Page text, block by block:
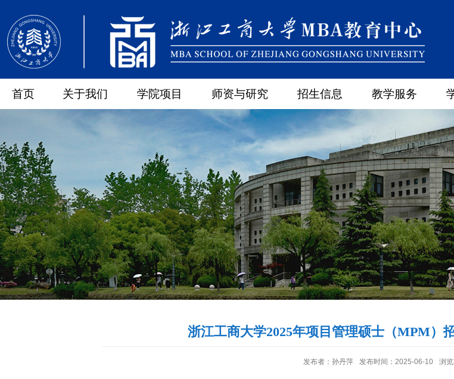
首页 关于我们 学院项目 师资与研究 招生信息 教学服务
浙江工商大学2025年项目管理硕士（MPM）
发布者：孙丹萍 发布时间：2025-06-10 浏览